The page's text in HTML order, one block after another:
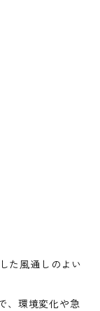
た風通しのよい
、環境変化や急